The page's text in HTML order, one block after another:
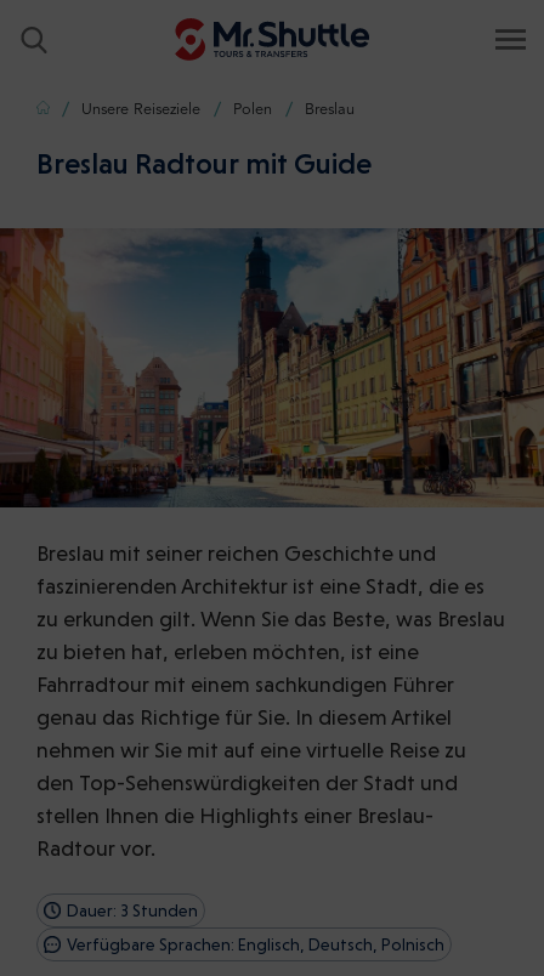
ZuhauseUnsere Reiseziele Polen Breslau
Breslau Radtour mit Guide
Breslau mit seiner reichen Geschichte und
faszinierenden Architektur ist eine Stadt, die es
zu erkunden gilt. Wenn Sie das Beste, was Breslau
zu bieten hat, erleben möchten, ist eine
Fahrradtour mit einem sachkundigen Führer
genau das Richtige für Sie. In diesem Artikel
nehmen wir Sie mit auf eine virtuelle Reise zu
den Top-Sehenswürdigkeiten der Stadt und
stellen Ihnen die Highlights einer Breslau-
Radtour vor.
Dauer: 3 Stunden
Verfügbare Sprachen: Englisch, Deutsch, Polnisch